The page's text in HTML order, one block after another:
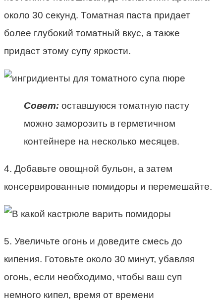
около 30 секунд. Томатная паста придает
более глубокий томатный вкус, а также
придаст этому супу яркости.
Совет: оставшуюся томатную пасту
можно заморозить в герметичном
контейнере на несколько месяцев.
4. Добавьте овощной бульон, а затем
консервированные помидоры и перемешайте.
5. Увеличьте огонь и доведите смесь до
кипения. Готовьте около 30 минут, убавляя
огонь, если необходимо, чтобы ваш суп
немного кипел, время от времени